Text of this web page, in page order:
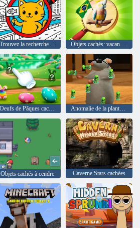
Trouvez la recherche de chat chat Objets cachés: vacances au Brésil
Oeufs de Pâques cachés Anomalie de la plantes grimpantes de Ratomilton
Objets cachés à cendre Caverne Stars cachées